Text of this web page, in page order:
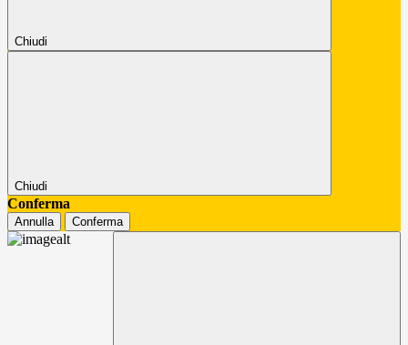
Chiudi
Chiudi
Conferma
Annulla Conferma